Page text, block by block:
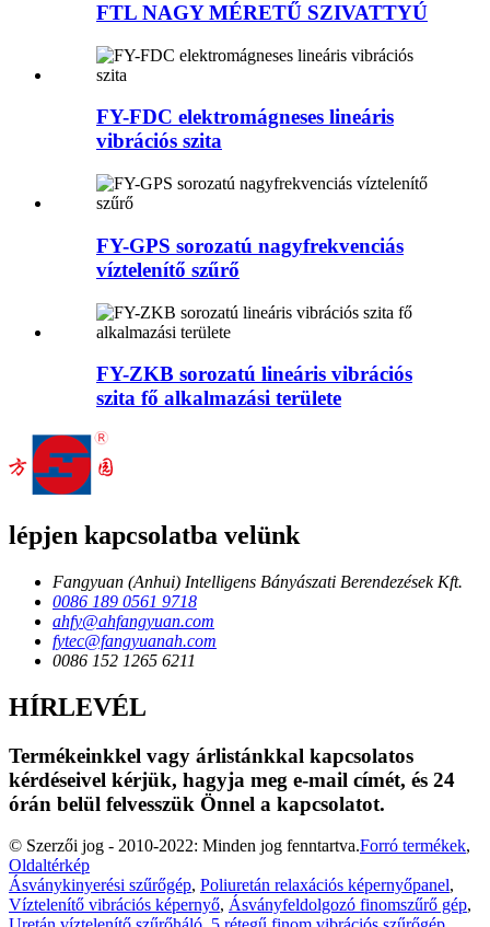
FTL NAGY MÉRETŰ SZIVATTYÚ
FY-FDC elektromágneses lineáris
vibrációs szita
FY-GPS sorozatú nagyfrekvenciás
víztelenítő szűrő
FY-ZKB sorozatú lineáris vibrációs
szita fő alkalmazási területe
lépjen kapcsolatba velünk
Fangyuan (Anhui) Intelligens Bányászati ​​Berendezések Kft.
0086 189 0561 9718
ahfy@ahfangyuan.com
fytec@fangyuanah.com
0086 152 1265 6211
HÍRLEVÉL
Termékeinkkel vagy árlistánkkal kapcsolatos
kérdéseivel kérjük, hagyja meg e-mail címét, és 24
órán belül felvesszük Önnel a kapcsolatot.
© Szerzői jog - 2010-2022: Minden jog fenntartva.Forró termékek,
Oldaltérkép
Ásványkinyerési szűrőgép, Poliuretán relaxációs képernyőpanel,
Víztelenítő vibrációs képernyő, Ásványfeldolgozó finomszűrő gép,